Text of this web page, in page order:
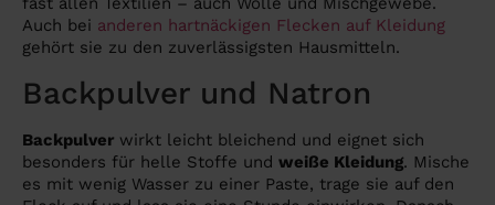
Auch bei anderen hartnäckigen Flecken auf Kleidung
gehört sie zu den zuverlässigsten Hausmitteln.
Backpulver und Natron
Backpulver wirkt leicht bleichend und eignet sich
besonders für helle Stoffe und weiße Kleidung. Mische
es mit wenig Wasser zu einer Paste, trage sie auf den